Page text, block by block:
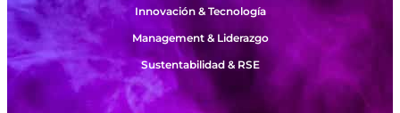
Innovación & Tecnología
Management & Liderazgo
Sustentabilidad & RSE